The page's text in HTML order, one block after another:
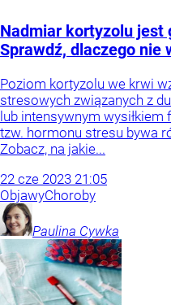
Nadmiar kortyzolu jest
Sprawdź, dlaczego nie
Poziom kortyzolu we krwi
stresowych związanych z
lub intensywnym
tzw. hormonu stresu bywa
Zobacz, na jakie...
22 cze 2023 21:05
ObjawyChoroby
Paulina Cywka